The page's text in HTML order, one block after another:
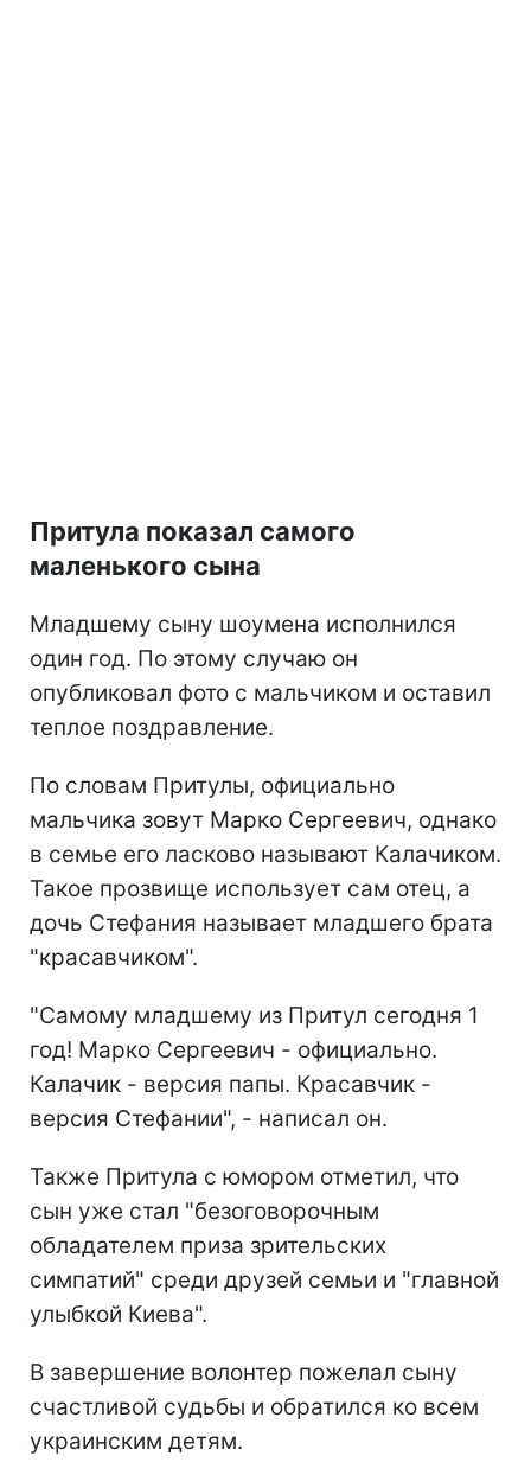
Притула показал самого
маленького сына
Младшему сыну шоумена исполнился
один год. По этому случаю он
опубликовал фото с мальчиком и оставил
теплое поздравление.
По словам Притулы, официально
мальчика зовут Марко Сергеевич, однако
в семье его ласково называют Калачиком.
Такое прозвище использует сам отец, а
дочь Стефания называет младшего брата
"красавчиком".
"Самому младшему из Притул сегодня 1
год! Марко Сергеевич - официально.
Калачик - версия папы. Красавчик -
версия Стефании", - написал он.
Также Притула с юмором отметил, что
сын уже стал "безоговорочным
обладателем приза зрительских
симпатий" среди друзей семьи и "главной
улыбкой Киева".
В завершение волонтер пожелал сыну
счастливой судьбы и обратился ко всем
украинским детям.